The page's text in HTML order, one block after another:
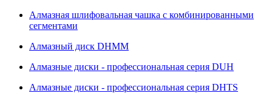
Алмазная шлифовальная чашка с комбинированными
сегментами
Алмазный диск DHMM
Алмазные диски - профессиональная серия DUH
Алмазные диски - профессиональная серия DHTS